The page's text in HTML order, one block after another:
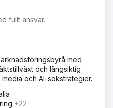
fullt ansvar.
med
och långsiktig
och AI-sökstrategier.
+22